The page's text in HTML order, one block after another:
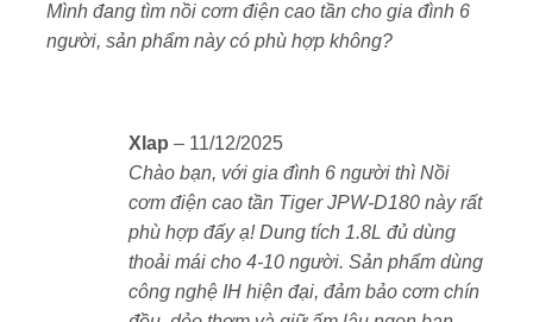
Tiger JPW-D180 có dung tích1.8L, đáp ứng nhu cầu
nấu từ 1 đến 10 chén gạo. Đây là lựa chọn lý tưởng
có đủ cơm ngon, nóng hổi mà vẫn giữ nguyên hương
Công nghệ IH mạnh mẽ – Cơm dẻo ngọt, chín đều
Sản phẩm ứng dụngcông nghệ cao tần IH, gia nhiệt
sao
Mình đang tìm nồi cơm điện cao tần cho gia đình 6
người, sản phẩm này có phù hợp không?
Xlap – 11/12/2025
Chào bạn, với gia đình 6 người thì Nồi
cơm điện cao tần Tiger JPW-D180 này rất
phù hợp đấy ạ! Dung tích 1.8L đủ dùng
thoải mái cho 4-10 người. Sản phẩm dùng
công nghệ IH hiện đại, đảm bảo cơm chín